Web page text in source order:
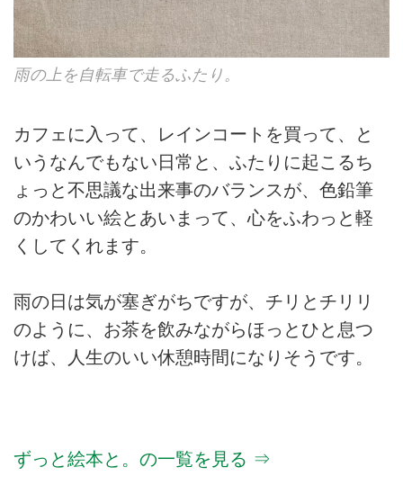
雨の上を自転車で走るふたり。
カフェに入って、レインコートを買って、と
いうなんでもない日常と、ふたりに起こるち
ょっと不思議な出来事のバランスが、色鉛筆
のかわいい絵とあいまって、心をふわっと軽
くしてくれます。
雨の日は気が塞ぎがちですが、チリとチリリ
のように、お茶を飲みながらほっとひと息つ
けば、人生のいい休憩時間になりそうです。
ずっと絵本と。の一覧を見る ⇒